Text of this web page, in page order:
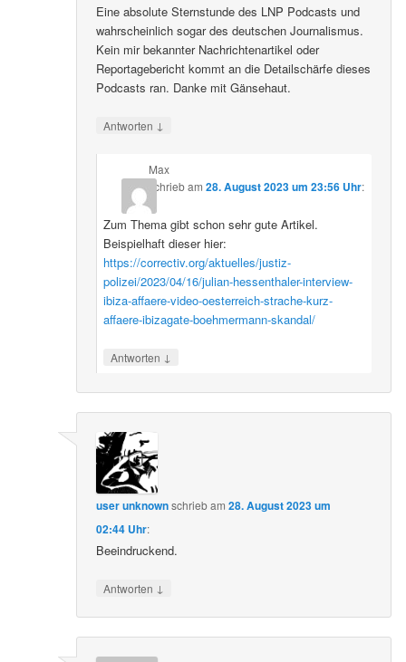
Eine absolute Sternstunde des LNP Podcasts und
wahrscheinlich sogar des deutschen Journalismus.
Kein mir bekannter Nachrichtenartikel oder
Reportagebericht kommt an die Detailschärfe dieses
Podcasts ran. Danke mit Gänsehaut.
Antworten ↓
Max
schriebam 28. August 2023 um 23:56 Uhr:
Zum Thema gibt schon sehr gute Artikel.
Beispielhaft dieser hier:
https://correctiv.org/aktuelles/justiz-
polizei/2023/04/16/julian-hessenthaler-interview-
ibiza-affaere-video-oesterreich-strache-kurz-
affaere-ibizagate-boehmermann-skandal/
Antworten ↓
user unknownschriebam28. August 2023 um
02:44 Uhr:
Beeindruckend.
Antworten ↓